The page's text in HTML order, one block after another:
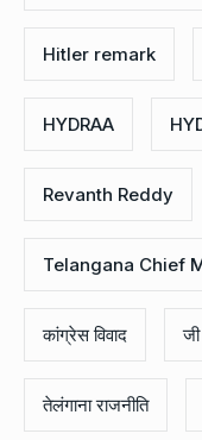
Hitler remark
HYDRAA
Revanth Reddy
Telangana Chief
कांग्रेस विवाद
तेलंगाना राजनीति